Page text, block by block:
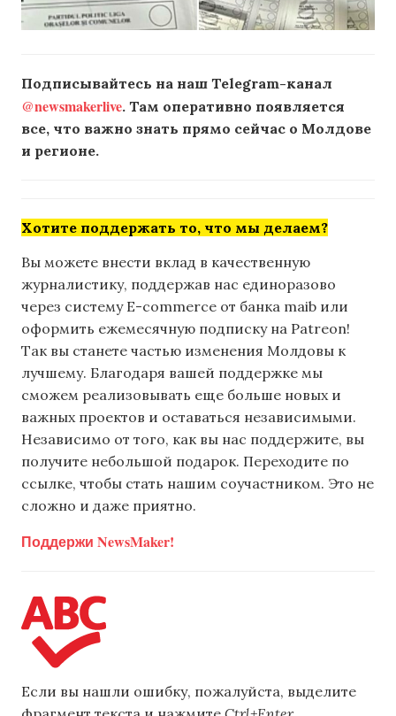
Подписывайтесь на наш Telegram-канал
@newsmakerlive. Там оперативно появляется
все, что важно знать прямо сейчас о Молдове
и регионе.
Хотите поддержать то, что мы делаем?
Вы можете внести вклад в качественную
журналистику, поддержав нас единоразово
через систему E-commerce от банка maib или
оформить ежемесячную подписку на Patreon!
Так вы станете частью изменения Молдовы к
лучшему. Благодаря вашей поддержке мы
сможем реализовывать еще больше новых и
важных проектов и оставаться независимыми.
Независимо от того, как вы нас поддержите, вы
получите небольшой подарок. Переходите по
ссылке, чтобы стать нашим соучастником. Это не
сложно и даже приятно.
Поддержи NewsMaker!
Если вы нашли ошибку, пожалуйста, выделите